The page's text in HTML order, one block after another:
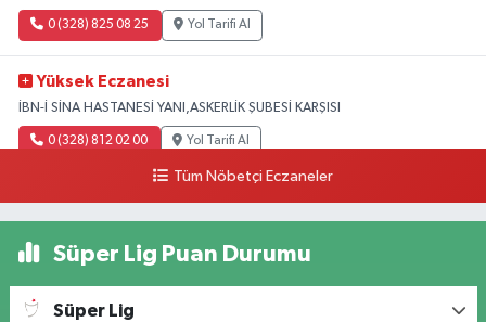
0 (328) 825 08 25 Yol Tarifi Al
Yüksek Eczanesi
İBN-İ SİNA HASTANESİ YANI,ASKERLİK ŞUBESİ KARŞISI
0 (328) 812 02 00 Yol Tarifi Al
Tüm Nöbetçi Eczaneler
Süper Lig Puan Durumu
Süper Lig